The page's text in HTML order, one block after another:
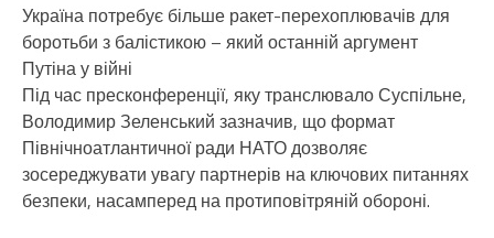
Україна потребує більше ракет-перехоплювачів для
боротьби з балістикою – який останній аргумент
Путіна у війні
Під час пресконференції, яку транслювало Суспільне,
Володимир Зеленський зазначив, що формат
Північноатлантичної ради НАТО дозволяє
зосереджувати увагу партнерів на ключових питаннях
безпеки, насамперед на протиповітряній обороні.